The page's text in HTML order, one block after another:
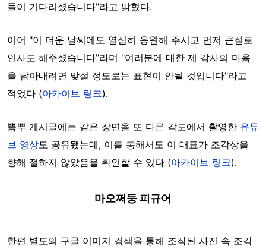
들이 기다리셨습니다"라고 밝혔다.
이어 "이 더운 날씨에도 열심히 응원해 주시고 먼저 큰절로
인사도 해주셨습니다"라며 "여러분에 대한 제 감사의 마음
을 담아내려면 맞절 정도로는 표현이 안될 것입니다"라고
적었다 (아카이브 링크).
뽐뿌 게시글에는 같은 장면을 또 다른 각도에서 촬영한 유튜
브 영상도 공유됐는데, 이를 통해서도 이 대표가 조각상을
향해 절하지 않았음을 확인할 수 있다 (아카이브 링크).
마오쩌둥 피규어
한편 별도의 구글 이미지 검색을 통해 조작된 사진 속 조각